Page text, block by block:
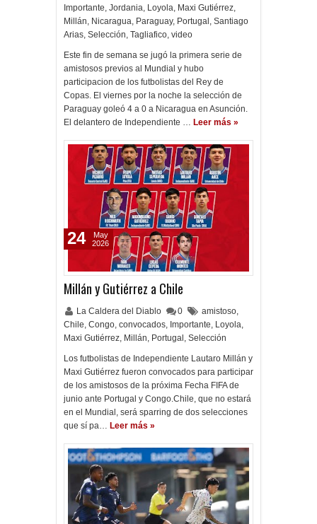
Importante, Jordania, Loyola, Maxi Gutiérrez,
Millán, Nicaragua, Paraguay, Portugal , Santiago
Arias, Selección, Tagliafico, video
Este fin de semana se jugó la primera serie de
amistosos previos al Mundial y hubo
participacion de los futbolistas del Rey de
Copas. El viernes por la noche la selección de
Paraguay goleó 4 a 0 a Nicaragua en Asunción.
El delantero de Independiente … Leer más »
Millán y Gutiérrez a Chile
La Caldera del Diablo 0 amistoso,
Chile, Congo, convocados, Importante, Loyola,
Maxi Gutiérrez, Millán, Portugal , Selección
Los futbolistas de Independiente Lautaro Millán y
Maxi Gutiérrez fueron convocados para participar
de los amistosos de la próxima Fecha FIFA de
junio ante Portugal y Congo.Chile, que no estará
en el Mundial, será sparring de dos selecciones
que sí pa… Leer más »
24
May
2026